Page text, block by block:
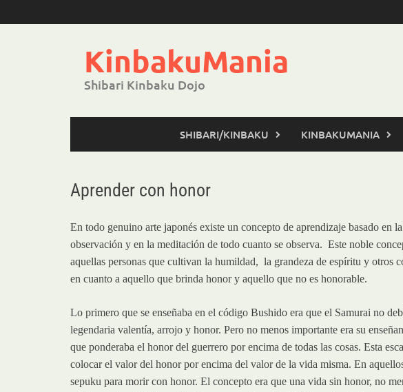
al
KinbakuMania
Shibari Kinbaku Dojo
SHIBARI/KINBAKU KINBAKUMANIA
Aprender con honor
En todo genuino arte japonés existe un concepto de aprendizaje basado en
observación y en la meditación de todo cuanto se observa. Este noble
aquellas personas que cultivan la humildad, la grandeza de espíritu y otros
en cuanto a aquello que brinda honor y aquello que no es honorable.
Lo primero que se enseñaba en el código Bushido era que el Samurai no
legendaria valentía, arrojo y honor. Pero no menos importante era su
que ponderaba el honor del guerrero por encima de todas las cosas. Esta
colocar el valor del honor por encima del valor de la vida misma. En
sepuku para morir con honor. El concepto era que una vida sin honor, no